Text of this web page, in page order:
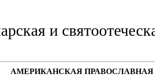
и
АМЕРИКАНСКАЯ ПРАВОСЛАВНАЯ